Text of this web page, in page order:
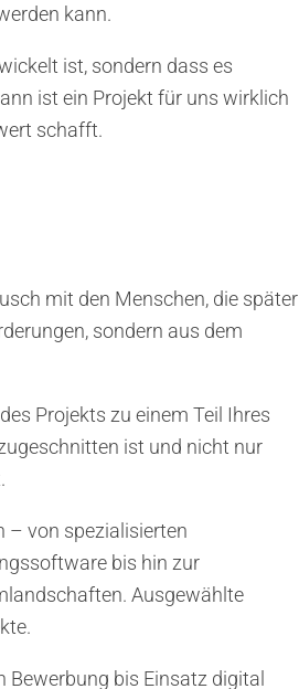
kann.
ist, sondern dass es
ist ein Projekt für uns wirklich
schafft.
mit den Menschen, die später
sondern aus dem
Projekts zu einem Teil Ihres
ist und nicht nur
– von spezialisierten
bis hin zur
Ausgewählte
bis Einsatz digital